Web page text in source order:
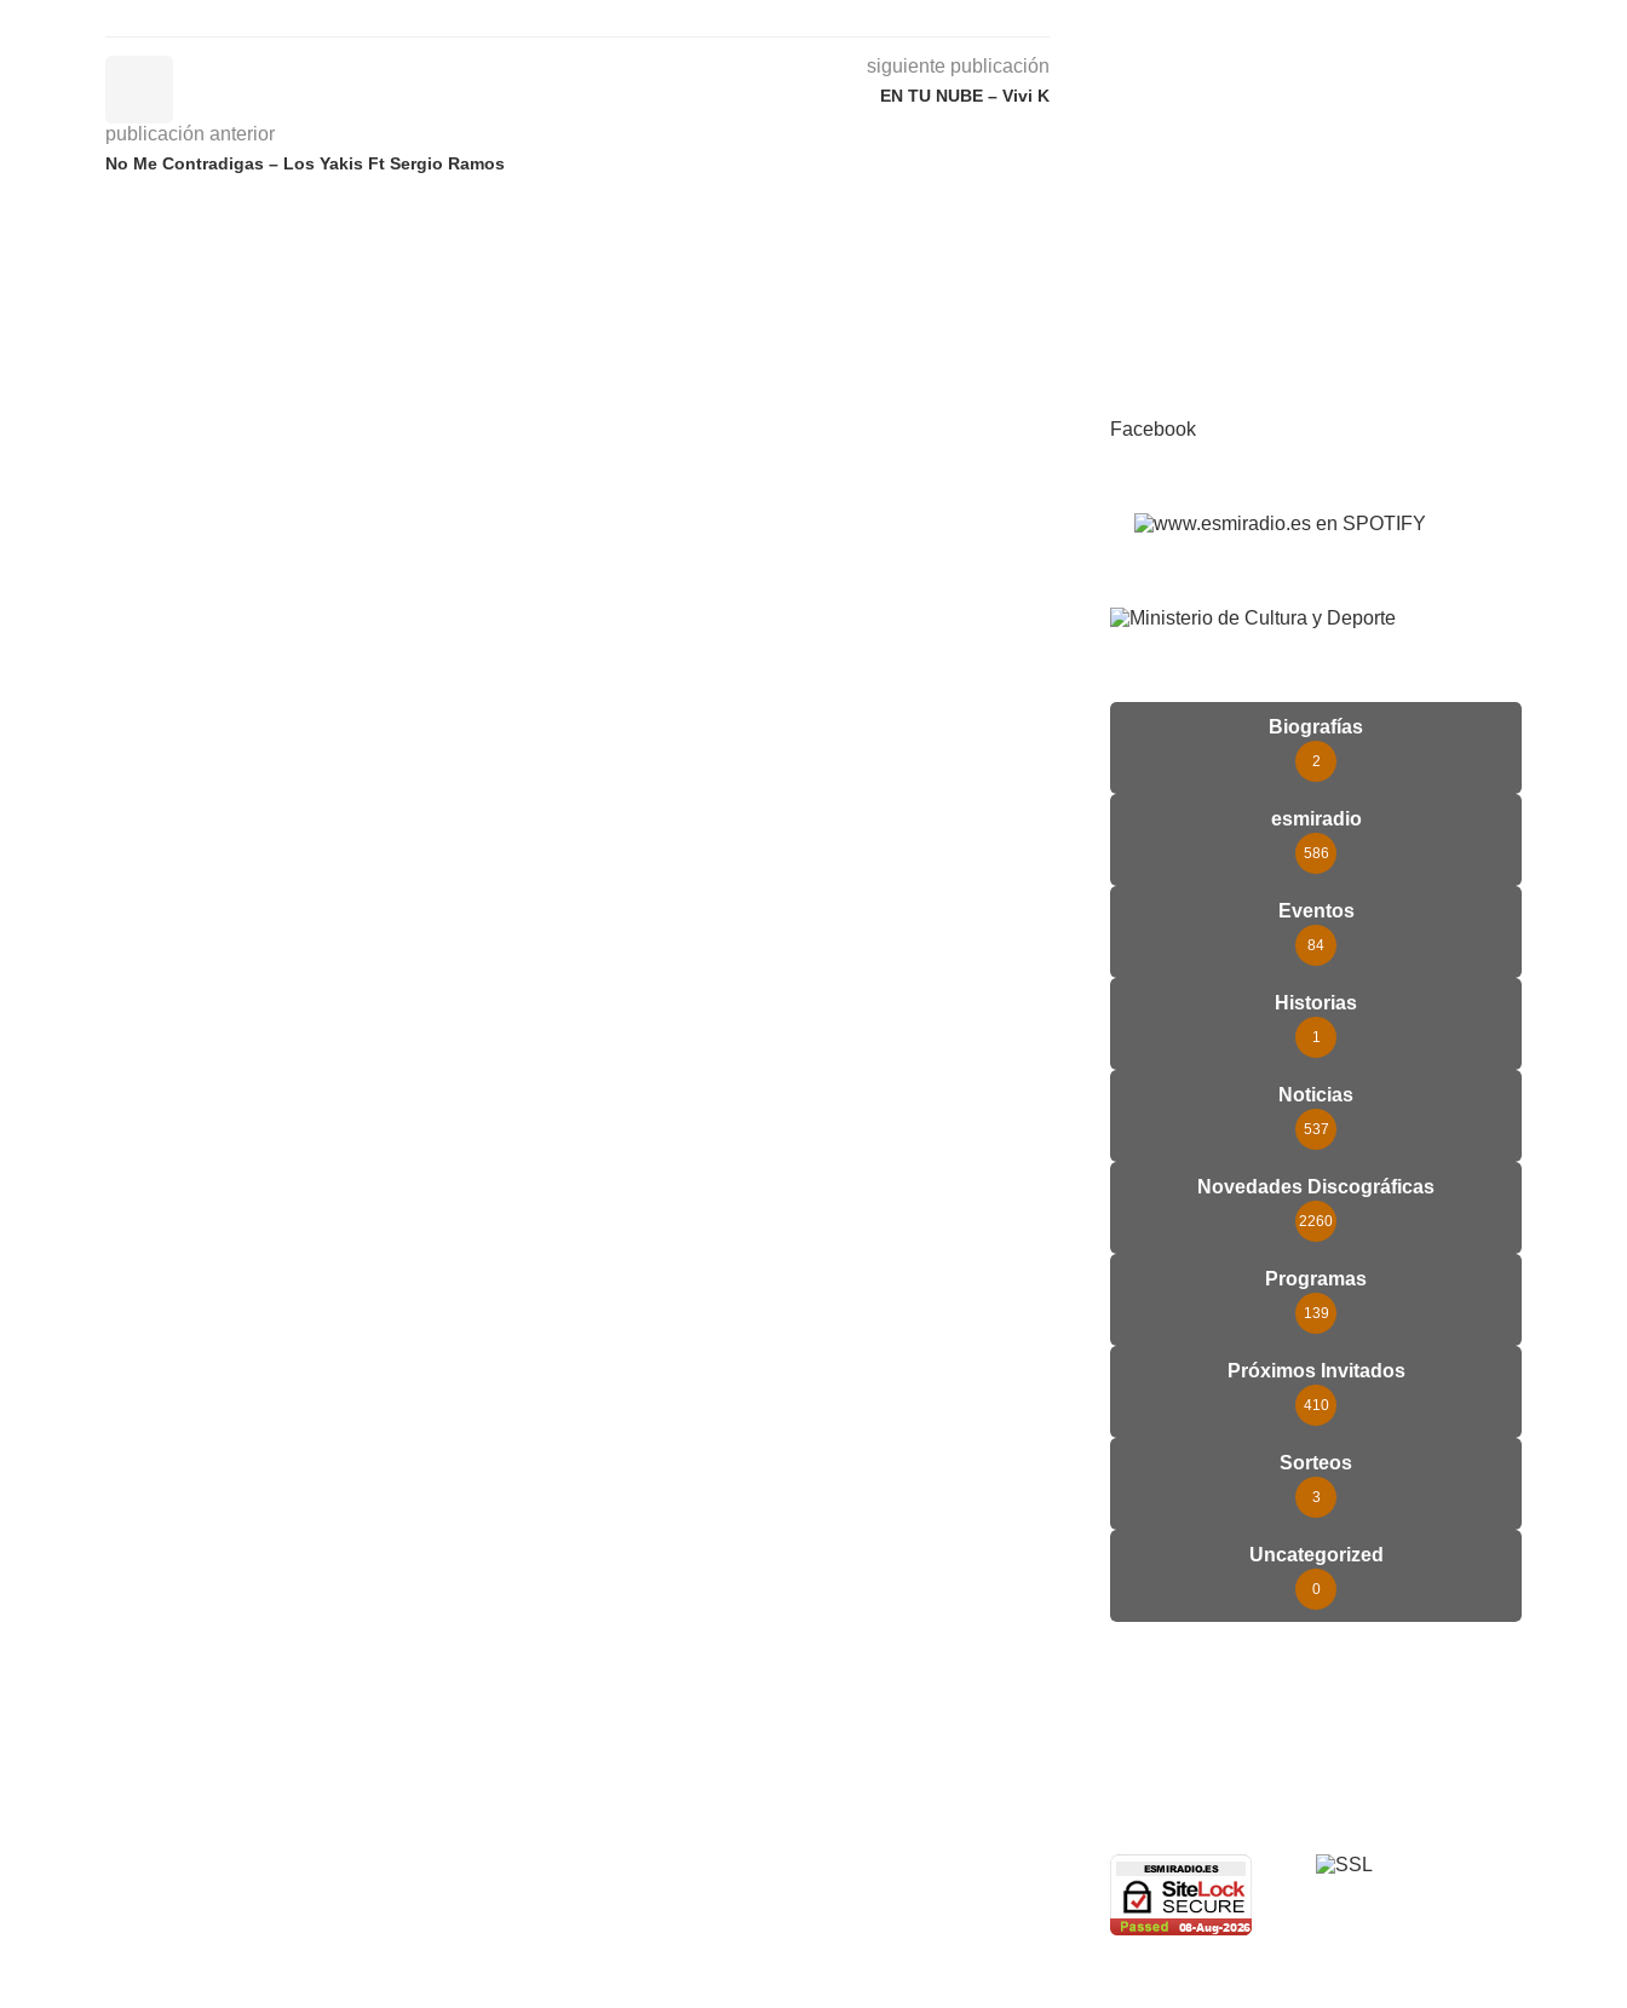
publicación anterior
No Me Contradigas – Los Yakis Ft Sergio Ramos
siguiente publicación
EN TU NUBE – Vivi K
Facebook
Biografías
2
esmiradio
586
Eventos
84
Historias
1
Noticias
537
Novedades Discográficas
2260
Programas
139
Próximos Invitados
410
Sorteos
3
Uncategorized
0